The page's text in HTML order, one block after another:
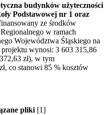
budynków użyteczności
Podstawowej nr 1 oraz
ze środków
w ramach
Województwa Śląskiego na
wynosi: 3 603 315,86
zł), w tym
co stanowi 85 % kosztów
pliki [1]